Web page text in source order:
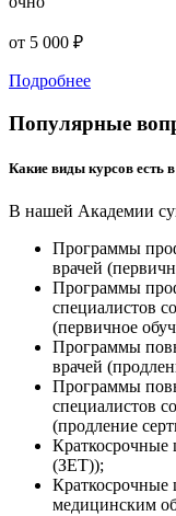
от 5 000 ₽
Подробнее
Популярные
Какие виды курсов есть
В нашей Академии
Программы
врачей
Программы
специалистов
(первичное
Программы
врачей
Программы
специалистов
(продление
Краткосрочные
(ЗЕТ));
Краткосрочные
медицинским